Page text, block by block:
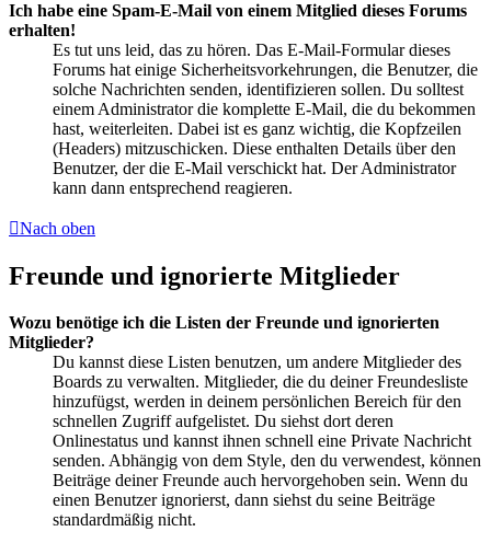
Ich habe eine Spam-E-Mail von einem Mitglied dieses Forums
erhalten!
Es tut uns leid, das zu hören. Das E-Mail-Formular dieses
Forums hat einige Sicherheitsvorkehrungen, die Benutzer, die
solche Nachrichten senden, identifizieren sollen. Du solltest
einem Administrator die komplette E-Mail, die du bekommen
hast, weiterleiten. Dabei ist es ganz wichtig, die Kopfzeilen
(Headers) mitzuschicken. Diese enthalten Details über den
Benutzer, der die E-Mail verschickt hat. Der Administrator
kann dann entsprechend reagieren.
Nach oben
Freunde und ignorierte Mitglieder
Wozu benötige ich die Listen der Freunde und ignorierten
Mitglieder?
Du kannst diese Listen benutzen, um andere Mitglieder des
Boards zu verwalten. Mitglieder, die du deiner Freundesliste
hinzufügst, werden in deinem persönlichen Bereich für den
schnellen Zugriff aufgelistet. Du siehst dort deren
Onlinestatus und kannst ihnen schnell eine Private Nachricht
senden. Abhängig von dem Style, den du verwendest, können
Beiträge deiner Freunde auch hervorgehoben sein. Wenn du
einen Benutzer ignorierst, dann siehst du seine Beiträge
standardmäßig nicht.